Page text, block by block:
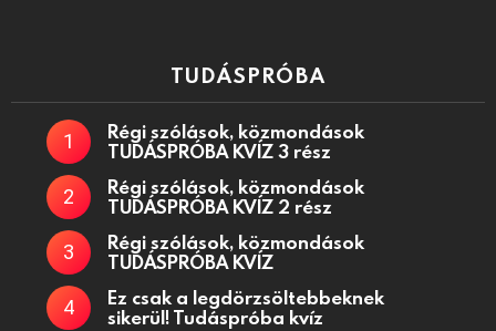
TUDÁSPRÓBA
Régi szólások, közmondások
TUDÁSPRÓBA KVÍZ 3 rész
Régi szólások, közmondások
TUDÁSPRÓBA KVÍZ 2 rész
Régi szólások, közmondások
TUDÁSPRÓBA KVÍZ
Ez csak a legdörzsöltebbeknek
sikerül! Tudáspróba kvíz